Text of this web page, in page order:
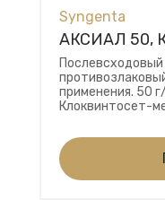
Syngenta
АКСИАЛ 50,
применения. 50
Клоквинтосет-